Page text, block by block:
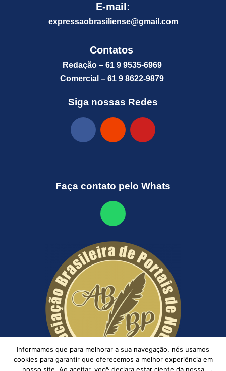
E-mail:
expressaobrasiliense@gmail.com
Contatos
Redação – 61 9 9535-6969
Comercial – 61 9 8622-9879
Siga nossas Redes
Faça contato pelo Whats
Informamos que para melhorar a sua navegação, nós usamos
cookies para garantir que oferecemos a melhor experiência em